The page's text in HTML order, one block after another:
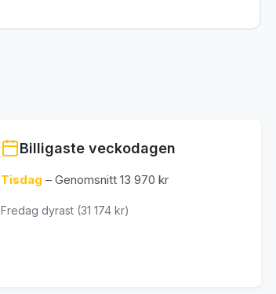
Billigaste veckodagen
Tisdag – Genomsnitt 13 970 kr
Fredag dyrast (31 174 kr)